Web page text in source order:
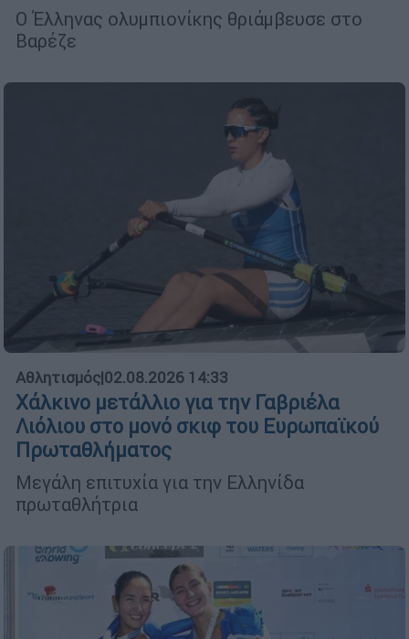
Ο Έλληνας ολυμπιονίκης θριάμβευσε στο
Βαρέζε
Αθλητισμός|02.08.2026 14:33
Χάλκινο μετάλλιο για την Γαβριέλα
Λιόλιου στο μονό σκιφ του Ευρωπαϊκού
Πρωταθλήματος
Μεγάλη επιτυχία για την Ελληνίδα
πρωταθλήτρια